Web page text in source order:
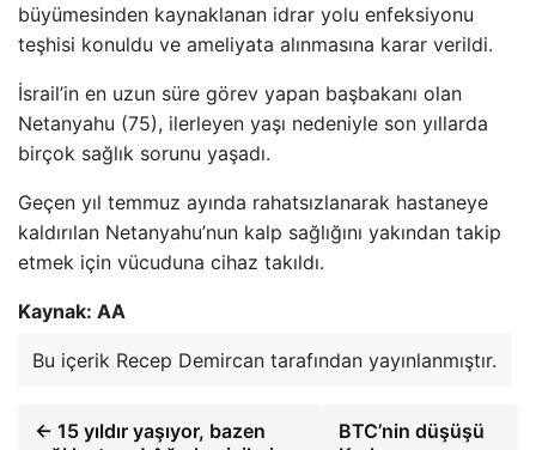
büyümesinden kaynaklanan idrar yolu enfeksiyonu
teşhisi konuldu ve ameliyata alınmasına karar verildi.
İsrail’in en uzun süre görev yapan başbakanı olan
Netanyahu (75), ilerleyen yaşı nedeniyle son yıllarda
birçok sağlık sorunu yaşadı.
Geçen yıl temmuz ayında rahatsızlanarak hastaneye
kaldırılan Netanyahu’nun kalp sağlığını yakından takip
etmek için vücuduna cihaz takıldı.
Kaynak: AA
Bu içerik Recep Demircan tarafından yayınlanmıştır.
← 15 yıldır yaşıyor, bazen
BTC’nin düşüşü